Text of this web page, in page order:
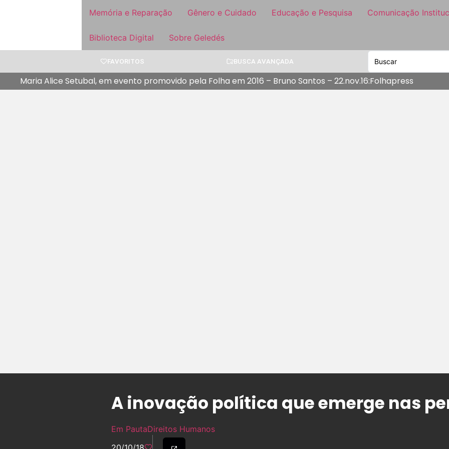
Memória e Reparação Gênero e Cuidado Educação e Pesquisa Comunicação
Biblioteca Digital Sobre Geledés
FAVORITOS BUSCA AVANÇADA
Maria Alice Setubal, em evento promovido pela Folha em 2016 – Bruno Santos – 22.nov.16:Folhapress
A inovação política que emerge nas
Em PautaDireitos Humanos